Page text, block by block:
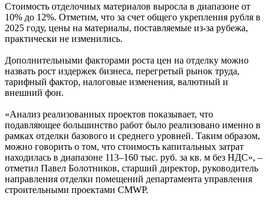
Стоимость отделочных материалов выросла в диапазоне от
10% до 12%. Отметим, что за счет общего укрепления рубля в
2025 году, цены на материалы, поставляемые из-за рубежа,
практически не изменились.
Дополнительными факторами роста цен на отделку можно
назвать рост издержек бизнеса, перегретый рынок труда,
тарифный фактор, налоговые изменения, валютный и
внешний фон.
«Анализ реализованных проектов показывает, что
подавляющее большинство работ было реализовано именно в
рамках отделки базового и среднего уровней. Таким образом,
можно говорить о том, что стоимость капитальных затрат
находилась в диапазоне 113–160 тыс. руб. за кв. м без НДС», –
отметил Павел Болотников, старший директор, руководитель
направления отделки помещений департамента управления
строительными проектами CMWP.